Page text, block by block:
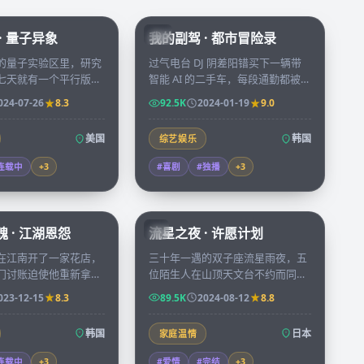
量子异象
量子实验区里，研究
天就有一个平行版本
线开始崩塌。
07-26 8.3
美国
载中 +3
KR
我的副驾 · 都市冒险录
过气电台 DJ 阴差阳错买下一辆带
智能 AI 的二手车，每段通勤都被
AI 「指点人生」搅得鸡飞狗跳，最
后却也找回久违的勇气与心动。
92.5K 2024-01-19 9.0
综艺娱乐 韩国
#喜剧 #独播 +3
99:48
· 江湖恩怨
南开了一家花店，
讨账迫使他重新拿起
12-15 8.3
韩国
载中 +3
JP
99:55
流星之夜 · 许愿计划
三十年一遇的双子座流星雨夜，五
位陌生人在山顶天文台不约而同许
下同一个心愿，第二天他们发现彼
此命运被无形丝线连接。
89.5K 2024-08-12 8.8
家庭温情 日本
#爱情 #完结 +3